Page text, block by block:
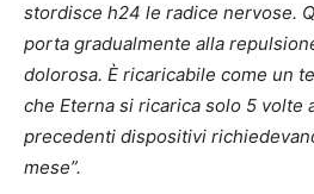
stordisce h24 le radice nervose.
porta gradualmente alla
dolorosa. È ricaricabile come un
che Eterna si ricarica solo 5 volte
precedenti dispositivi
mese”.